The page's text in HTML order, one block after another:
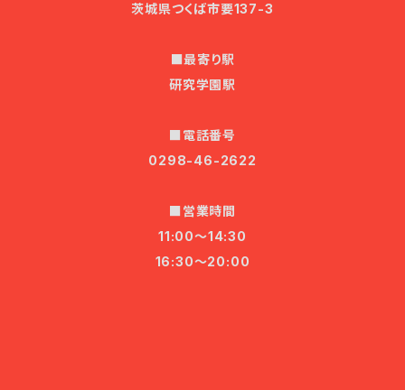
茨城県つくば市要137-3
■最寄り駅
研究学園駅
■電話番号
0298-46-2622
■営業時間
11:00〜14:30
16:30〜20:00